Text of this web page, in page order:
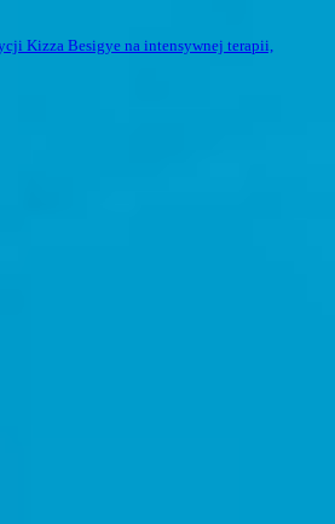
Kizza Besigye na intensywnej terapii,